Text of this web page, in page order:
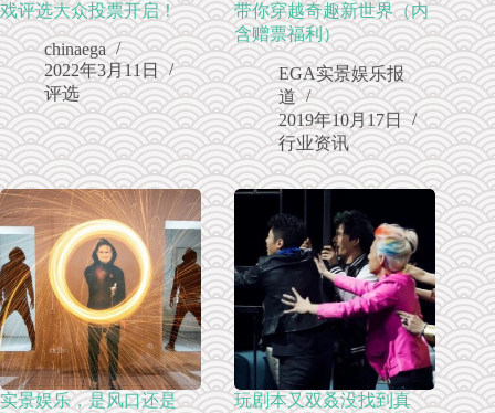
戏评选大众投票开启！
chinaega
2022年3月11日
评选
带你穿越奇趣新世界（内
含赠票福利）
EGA实景娱乐报
道
2019年10月17日
行业资讯
实景娱乐，是风口还是
玩剧本又双叒没找到真